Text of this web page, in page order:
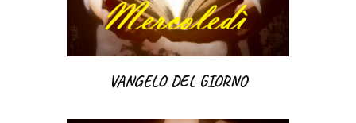
VANGELO DEL GIORNO